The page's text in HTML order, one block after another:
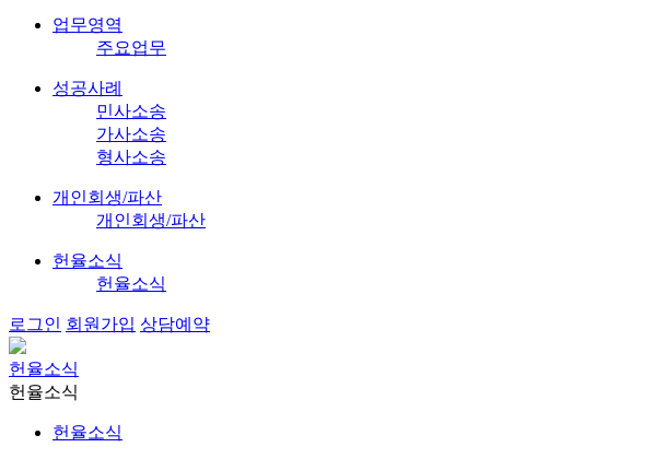
업무영역
주요업무
성공사례
민사소송
가사소송
형사소송
개인회생/파산
개인회생/파산
헌율소식
헌율소식
로그인 회원가입 상담예약
헌율소식
헌율소식
헌율소식